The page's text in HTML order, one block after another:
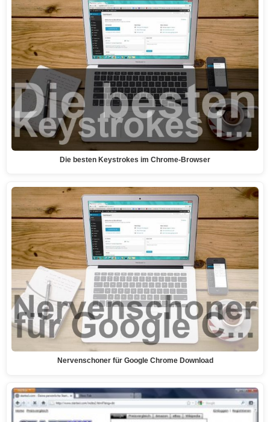
Die besten Keystrokes im Chrome-Browser
Nervenschoner für Google Chrome Download